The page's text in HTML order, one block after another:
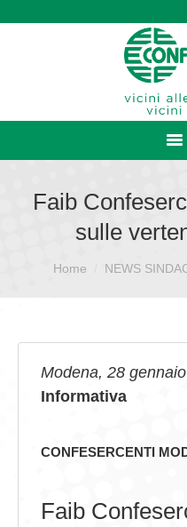
ASSOCIAZIONE
ISCRIZIONE E
SERVIZI
CONTATTI
Faib
sulle
Sei qui:Home NEWS
Modena, 28
Informativa
CONFESERCENTI
Faib